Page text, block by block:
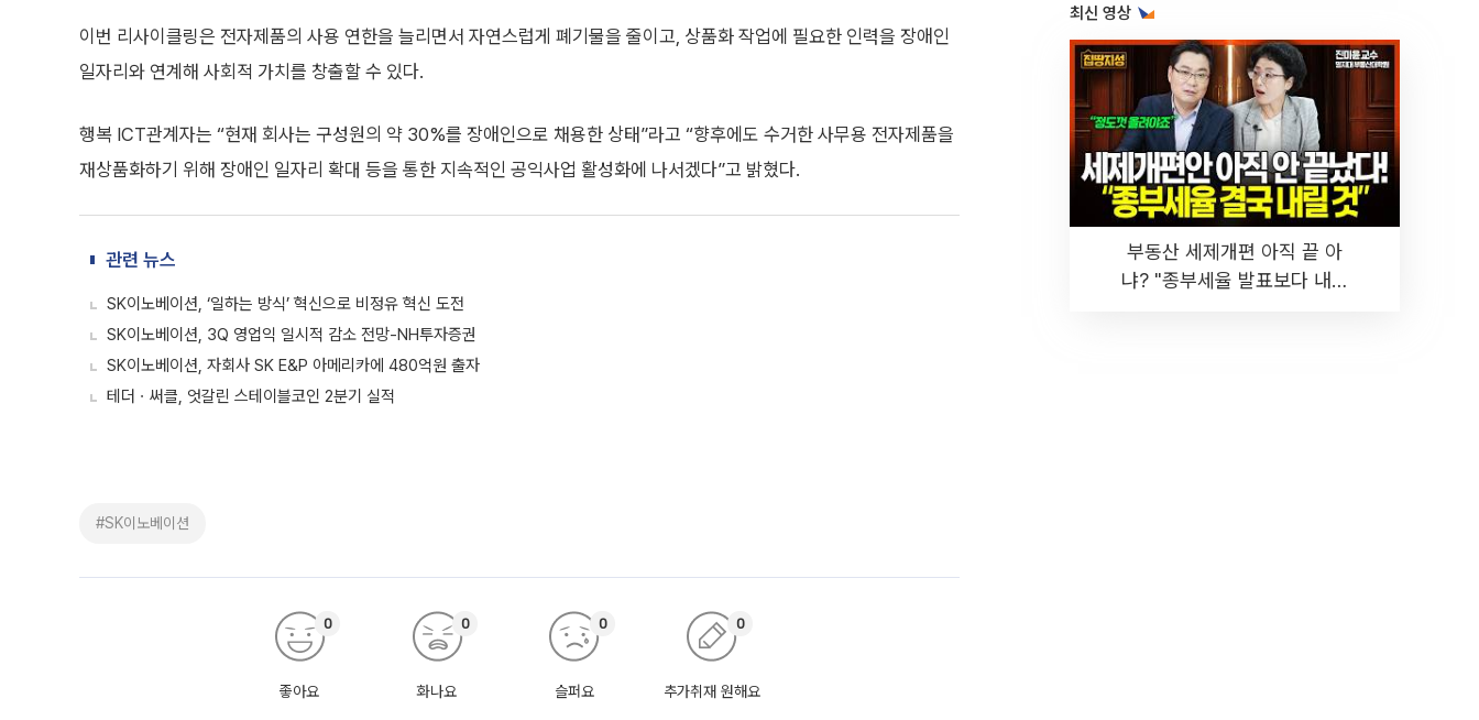
이번 리사이클링은 전자제품의 사용 연한을 늘리면서 자연스럽게 폐기물을 줄이고, 상품화 작업에 필요한 인력을 장애인
일자리와 연계해 사회적 가치를 창출할 수 있다.
행복 ICT관계자는 “현재 회사는 구성원의 약 30%를 장애인으로 채용한 상태”라고 “향후에도 수거한 사무용 전자제품을
재상품화하기 위해 장애인 일자리 확대 등을 통한 지속적인 공익사업 활성화에 나서겠다”고 밝혔다.
관련 뉴스
SK이노베이션, ‘일하는 방식’ 혁신으로 비정유 혁신 도전
SK이노베이션, 3Q 영업익 일시적 감소 전망-NH투자증권
SK이노베이션, 자회사 SK E&P 아메리카에 480억원 출자
테더ㆍ써클, 엇갈린 스테이블코인 2분기 실적
#SK이노베이션
좋아요
0
화나요
0
슬퍼요
0
추가취재 원해요
0
최신 영상
부동산 세제개편 아직 끝 아
냐? "종부세율 발표보다 내릴